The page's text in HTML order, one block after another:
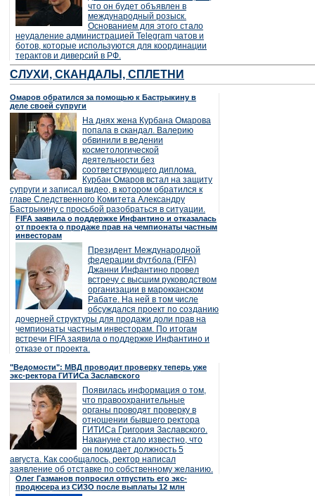
что он будет объявлен в
международный розыск.
Основанием для этого стало
неудаление администрацией Telegram чатов и
ботов, которые используются для координации
терактов и диверсий в РФ.
СЛУХИ, СКАНДАЛЫ, СПЛЕТНИ
Омаров обратился за помощью к Бастрыкину в
деле своей супруги
На днях жена Курбана Омарова
попала в скандал. Валерию
обвинили в ведении
косметологической
деятельности без
соответствующего диплома.
Курбан Омаров встал на защиту
супруги и записал видео, в котором обратился к
главе Следственного Комитета Александру
Бастрыкину с просьбой разобраться в ситуации.
FIFA заявила о поддержке Инфантино и отказалась
от проекта о продаже прав на чемпионаты частным
инвесторам
Президент Международной
федерации футбола (FIFA)
Джанни Инфантино провел
встречу с высшим руководством
организации в марокканском
Рабате. На ней в том числе
обсуждался проект по созданию
дочерней структуры для продажи доли прав на
чемпионаты частным инвесторам. По итогам
встречи FIFA заявила о поддержке Инфантино и
отказе от проекта.
"Ведомости": МВД проводит проверку теперь уже
экс-ректора ГИТИСа Заславского
Появилась информация о том,
что правоохранительные
органы проводят проверку в
отношении бывшего ректора
ГИТИСа Григория Заславского.
Накануне стало известно, что
он покидает должность 5
августа. Как сообщалось, ректор написал
заявление об отставке по собственному желанию.
Олег Газманов попросил отпустить его экс-
продюсера из СИЗО после выплаты 12 млн